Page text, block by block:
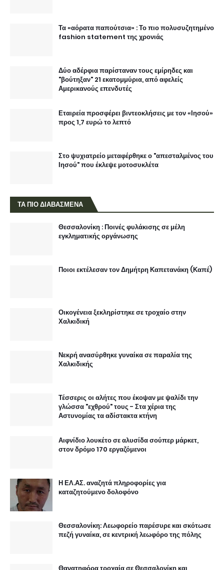
Τα «αόρατα παπούτσια» : Το πιο πολυσυζητημένο
fashion statement της χρονιάς
Δύο αδέρφια παρίσταναν τους εμίρηδες και
"βούτηξαν" 21 εκατομμύρια, από αφελείς
Αμερικανούς επενδυτές
Εταιρεία προσφέρει βιντεοκλήσεις με τον «Ιησού»
προς 1,7 ευρώ το λεπτό
Στο ψυχιατρείο μεταφέρθηκε ο "απεσταλμένος του
Ιησού" που έκλεψε μοτοσυκλέτα
ΤΑ ΠΙΟ ΔΙΑΒΑΣΜΕΝΑ
Θεσσαλονίκη : Ποινές φυλάκισης σε μέλη
εγκληματικής οργάνωσης
Ποιοι εκτέλεσαν τον Δημήτρη Καπετανάκη (Καπέ)
Οικογένεια ξεκληρίστηκε σε τροχαίο στην
Χαλκιδική
Νεκρή ανασύρθηκε γυναίκα σε παραλία της
Χαλκιδικής
Τέσσερις οι αλήτες που έκοψαν με ψαλίδι την
γλώσσα "εχθρού" τους - Στα χέρια της
Αστυνομίας τα αδίστακτα κτήνη
Αιφνίδιο λουκέτο σε αλυσίδα σούπερ μάρκετ,
στον δρόμο 170 εργαζόμενοι
Η ΕΛ.ΑΣ. αναζητά πληροφορίες για
καταζητούμενο δολοφόνο
Θεσσαλονίκη: Λεωφορείο παρέσυρε και σκότωσε
πεζή γυναίκα, σε κεντρική λεωφόρο της πόλης